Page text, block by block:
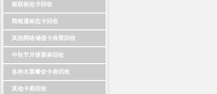
银联标志卡回收
商银通标志卡回收
其他网络储值卡劵票回收
中秋节月饼票劵回收
各种水票餐饮卡劵回收
其他卡劵回收